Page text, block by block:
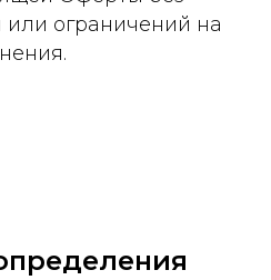
или ограничений на